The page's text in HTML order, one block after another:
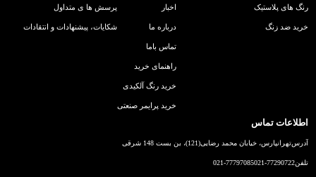
رنگ های پلاستیک
خرید ضد زنگ
اخبار
درباره ما
تماس باما
راهنمای خرید
خرید رنگ آلکیدی
خرید پرایمر صنعتی
پرسش ها ی متداول
شکایات، پیشنهادات و انتقادات
اطلاعات تماس
آدرستهرانپارس، خیابان محمد رضایی(121)، بن بست 148 شرقی
تلفن021-77290722
021-77797085